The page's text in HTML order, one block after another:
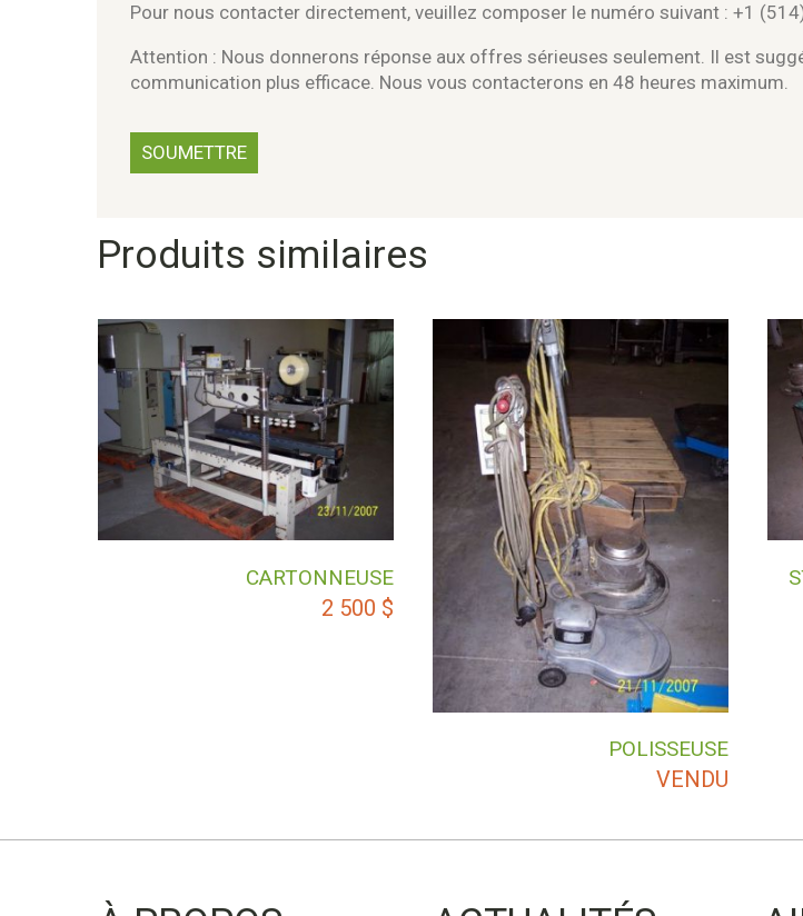
Pour nous contacter directement, veuillez composer le numéro suivant : +1
Attention : Nous donnerons réponse aux offres sérieuses seulement. Il est
communication plus efficace. Nous vous contacterons en 48 heures maximum.
Produits similaires
CARTONNEUSE
2 500 $
POLISSEUSE
VENDU